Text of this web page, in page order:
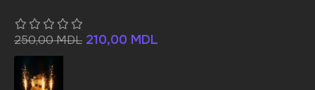
250,00MDL 210,00 MDL